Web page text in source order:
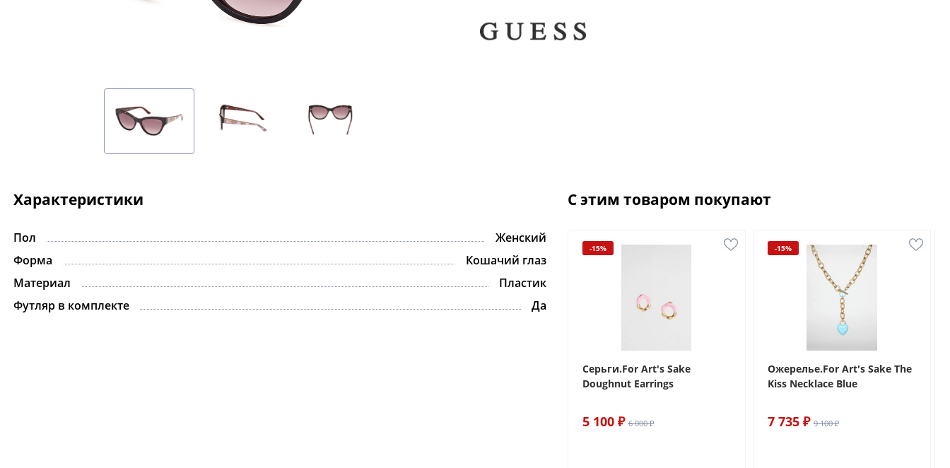
Характеристики
Пол
Женский
Форма
Кошачий глаз
Материал
Пластик
Футляр в комплекте
Да
С этим товаром покупают
-15%
Серьги.For Art's Sake
Doughnut Earrings
5 100 ₽ 6 000 ₽
-15%
Ожерелье.For Art's Sake The
Kiss Necklace Blue
7 735 ₽ 9 100 ₽